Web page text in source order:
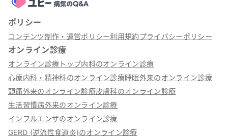
ポリシー
コンテンツ制作・運営ポリシー利用規約プライバシーポリシー
オンライン診療
オンライン診療トップ内科のオンライン診療
心療内科・精神科のオンライン診療睡眠外来のオンライン診療
頭痛外来のオンライン診療皮膚科のオンライン診療
生活習慣病外来のオンライン診療
インフルエンザのオンライン診療
GERD (逆流性食道炎)のオンライン診療